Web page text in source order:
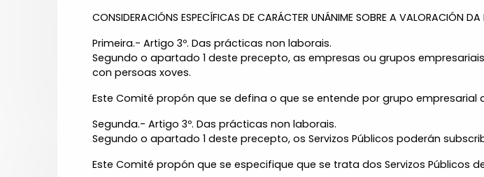
CONSIDERACIÓNS ESPECÍFICAS DE CARÁCTER UNÁNIME SOBRE A VALORACIÓN
Primeira.- Artigo 3º. Das prácticas non laborais.
Segundo o apartado 1 deste precepto, as empresas ou grupos
con persoas xoves.
Este Comité propón que se defina o que se entende por grupo
Segunda.- Artigo 3º. Das prácticas non laborais.
Segundo o apartado 1 deste precepto, os Servizos Públicos poderán
Este Comité propón que se especifique que se trata dos Servizos Públicos